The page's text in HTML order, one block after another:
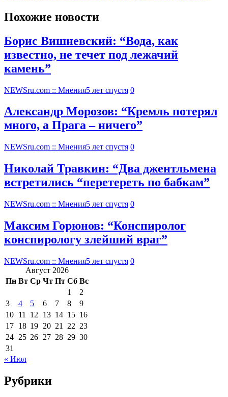
Похожие новости
Борис Вишневский: “Вода, как
известно, не течет под лежачий
камень”
NEWSru.com :: Мнения5 лет спустя 0
Александр Морозов: “Кремль потерял
много, а Прага – ничего”
NEWSru.com :: Мнения5 лет спустя 0
Николай Травкин: “Два джентльмена
встретились “перетереть по бабкам”
NEWSru.com :: Мнения5 лет спустя 0
Максим Горюнов: “Конспиролог
конспирологу злейший враг”
NEWSru.com :: Мнения5 лет спустя 0
Август 2026
Пн Вт Ср Чт Пт Сб Вс
1
2
3
4 5 6 7 8
9
10 11 12 13 14 15 16
17 18 19 20 21 22 23
24 25 26 27 28 29 30
31
« Июл
Рубрики